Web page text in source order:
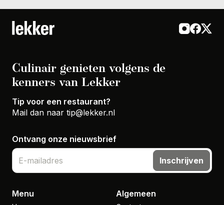
Culinair genieten volgens de
kenners van Lekker
Tip voor een restaurant?
Mail dan naar tip@lekker.nl
Ontvang onze nieuwsbrief
Inschrijven
Menu Algemeen